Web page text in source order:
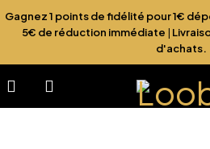
Gagnez 1 points de fidélité pour 1€
5€ de réduction immédiate |
d'achats.